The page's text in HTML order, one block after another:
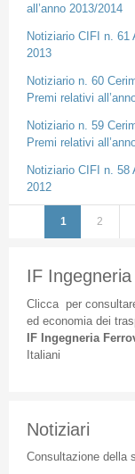
all’anno 2013/2014
Notiziario CIFI n. 61
2013
Notiziario n. 60
Premi relativi
Notiziario n. 59
Premi relativi
Notiziario CIFI n. 58
2012
Pagine
1 2
IF
Cliccaper
ed economia dei
IF Ingegneria
Italiani
Notiziari
Consultazione della